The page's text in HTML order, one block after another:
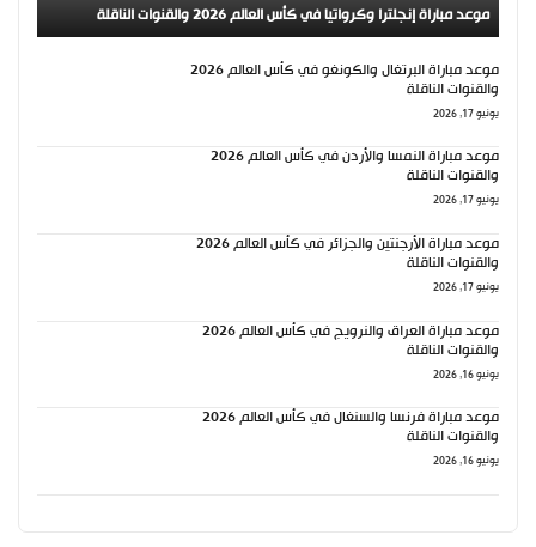
موعد مباراة إنجلترا وكرواتيا في كأس العالم 2026 والقنوات الناقلة
موعد مباراة البرتغال والكونغو في كأس العالم 2026
والقنوات الناقلة
يونيو 17, 2026
موعد مباراة النمسا والأردن في كأس العالم 2026
والقنوات الناقلة
يونيو 17, 2026
موعد مباراة الأرجنتين والجزائر في كأس العالم 2026
والقنوات الناقلة
يونيو 17, 2026
موعد مباراة العراق والنرويج في كأس العالم 2026
والقنوات الناقلة
يونيو 16, 2026
موعد مباراة فرنسا والسنغال في كأس العالم 2026
والقنوات الناقلة
يونيو 16, 2026